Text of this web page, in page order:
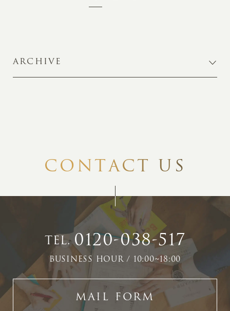
ARCHIVE
CONTACT US
TEL.0120-038-517
BUSINESS HOUR / 10:00~18:00
MAIL FORM